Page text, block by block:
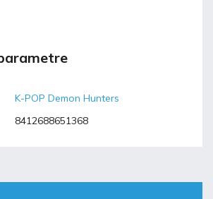
K-POP Demon Hunters
8412688651368